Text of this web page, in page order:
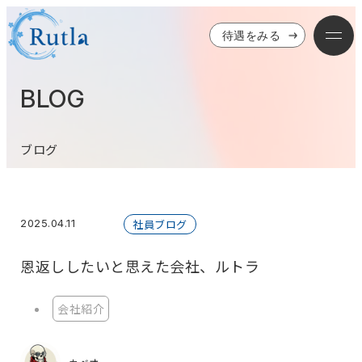
待遇をみる
BLOG
ブログ
2025.04.11 社員ブログ
恩返ししたいと思えた会社、ルトラ
会社紹介